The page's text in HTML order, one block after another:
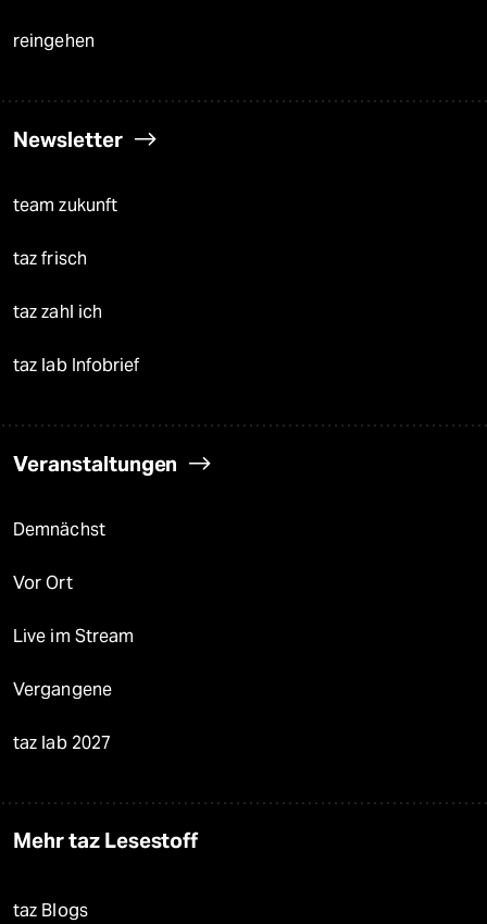
reingehen
Newsletter
team zukunft
taz frisch
taz zahl ich
taz lab Infobrief
Veranstaltungen
Demnächst
Vor Ort
Live im Stream
Vergangene
taz lab 2027
Mehr taz Lesestoff
taz Blogs